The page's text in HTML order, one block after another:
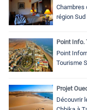
Chambres
région
Point Info.
Point
Tourisme
Projet
Découvrir